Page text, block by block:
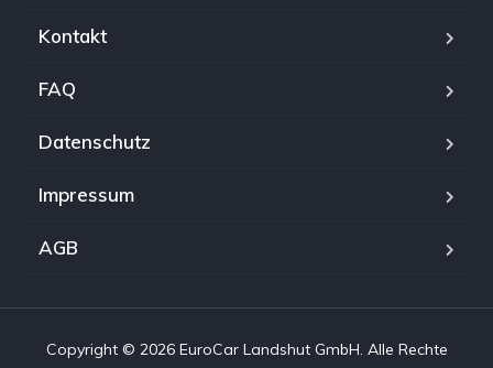
Kontakt
FAQ
Datenschutz
Impressum
AGB
Copyright © 2026 EuroCar Landshut GmbH. Alle Rechte